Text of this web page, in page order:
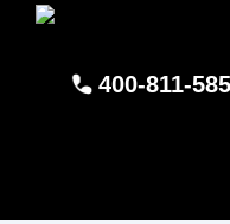
400-811-